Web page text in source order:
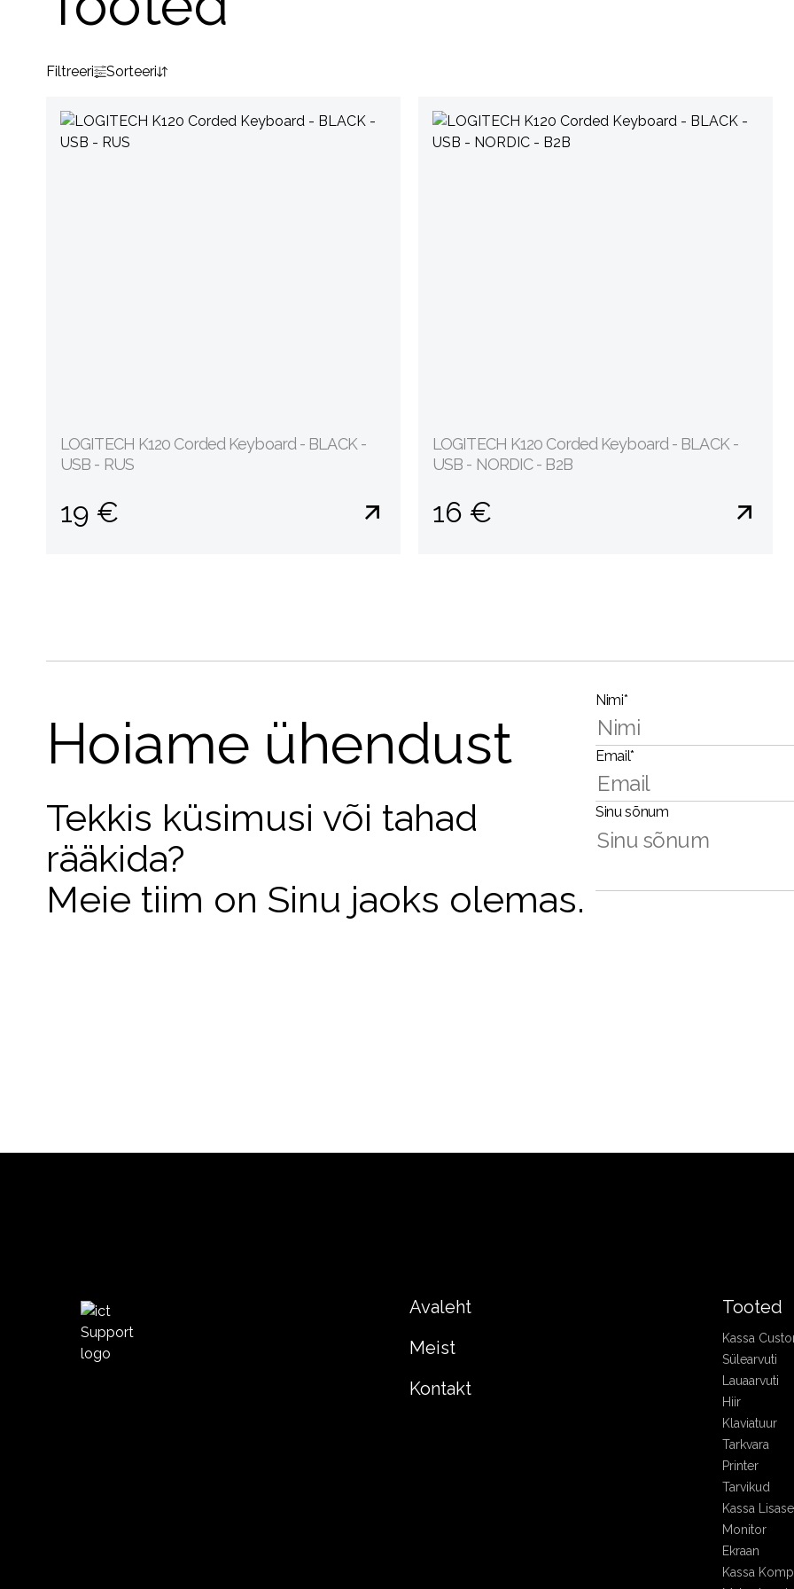
Filtreeri Sorteeri
LOGITECH K120 Corded Keyboard - BLACK -
USB - RUS
19 €
LOGITECH K120 Corded Keyboard - BLACK -
USB - NORDIC - B2B
16 €
Hoiame ühendust
Tekkis küsimusi või tahad
rääkida?
Meie tiim on Sinu jaoks olemas.
Nimi*
Email*
Sinu sõnum
Avaleht
Meist
Kontakt
Tooted
Kassa
Sülearvuti
Lauaarvuti
Hiir
Klaviatuur
Tarkvara
Printer
Tarvikud
Kassa
Monitor
Ekraan
Kassa